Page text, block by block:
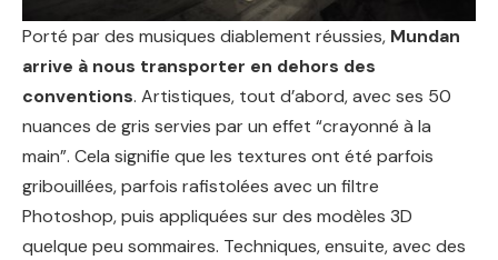
Porté par des musiques diablement réussies, Mundan
arrive à nous transporter en dehors des
conventions. Artistiques, tout d’abord, avec ses 50
nuances de gris servies par un effet “crayonné à la
main”. Cela signifie que les textures ont été parfois
gribouillées, parfois rafistolées avec un filtre
Photoshop, puis appliquées sur des modèles 3D
quelque peu sommaires. Techniques, ensuite, avec des